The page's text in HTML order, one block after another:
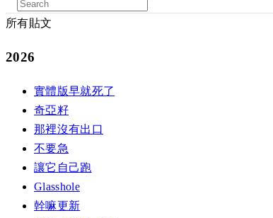
所有貼文
2026
實體版早就死了
奇亞籽
那裡沒有出口
不要急
讓它自己跑
Glasshole
幹嘛更新